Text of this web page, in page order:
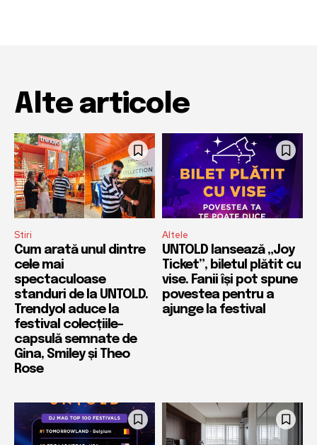
Alte articole
Stiri
Cum arată unul dintre
cele mai
spectaculoase
standuri de la UNTOLD.
Trendyol aduce la
festival colecțiile-
capsulă semnate de
Gina, Smiley și Theo
Rose
Altele
UNTOLD lansează „Joy
Ticket”, biletul plătit cu
vise. Fanii își pot spune
povestea pentru a
ajunge la festival